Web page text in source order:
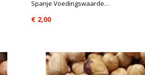
Spanje Voedingswaarde…
€ 2,00